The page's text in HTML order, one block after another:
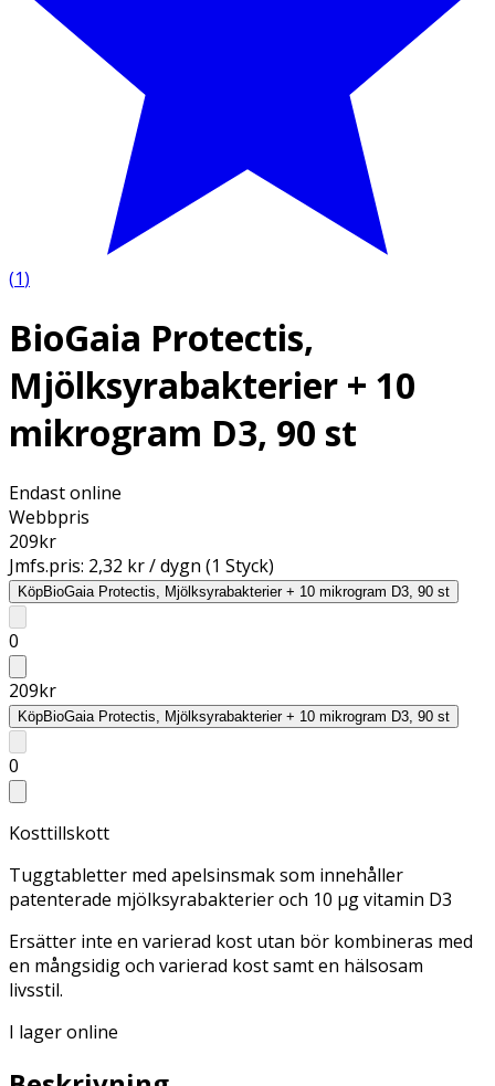
(1)
BioGaia Protectis,
Mjölksyrabakterier + 10
mikrogram D3, 90 st
Endast online
Webbpris
209kr
Jmfs.pris: 2,32 kr / dygn (1 Styck)
KöpBioGaia Protectis, Mjölksyrabakterier + 10 mikrogram D3, 90 st
0
209kr
KöpBioGaia Protectis, Mjölksyrabakterier + 10 mikrogram D3, 90 st
0
Kosttillskott
Tuggtabletter med apelsinsmak som innehåller
patenterade mjölksyrabakterier och 10 μg vitamin D3
Ersätter inte en varierad kost utan bör kombineras med
en mångsidig och varierad kost samt en hälsosam
livsstil.
I lager online